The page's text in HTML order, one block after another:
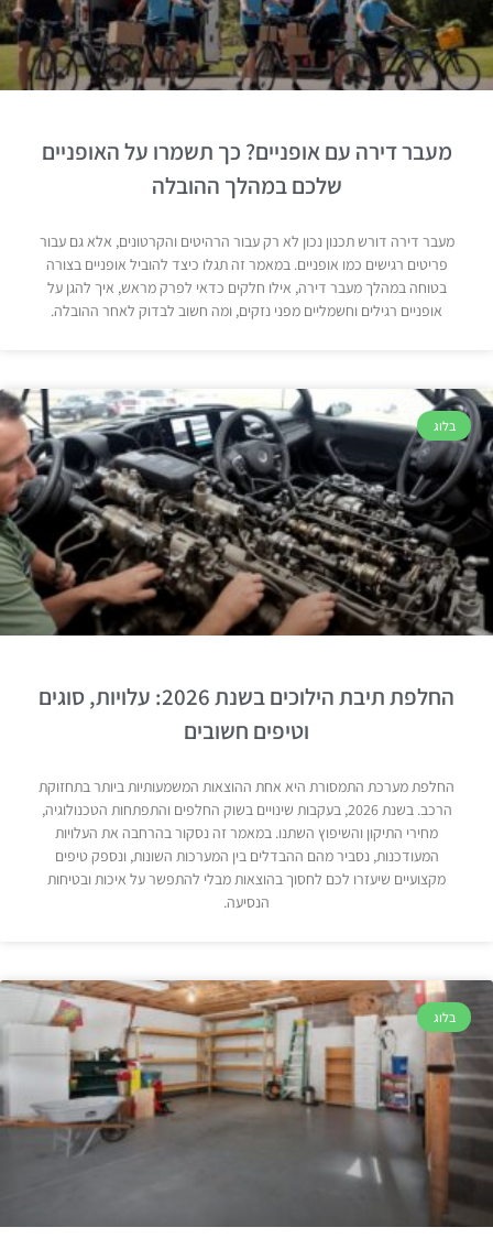
מעבר דירה עם אופניים? כך תשמרו על האופניים
שלכם במהלך ההובלה
מעבר דירה דורש תכנון נכון לא רק עבור הרהיטים והקרטונים, אלא גם עבור
פריטים רגישים כמו אופניים. במאמר זה תגלו כיצד להוביל אופניים בצורה
בטוחה במהלך מעבר דירה, אילו חלקים כדאי לפרק מראש, איך להגן על
אופניים רגילים וחשמליים מפני נזקים, ומה חשוב לבדוק לאחר ההובלה.
בלוג
החלפת תיבת הילוכים בשנת 2026: עלויות, סוגים
וטיפים חשובים
החלפת מערכת התמסורת היא אחת ההוצאות המשמעותיות ביותר בתחזוקת
הרכב. בשנת 2026, בעקבות שינויים בשוק החלפים והתפתחות הטכנולוגיה,
מחירי התיקון והשיפוץ השתנו. במאמר זה נסקור בהרחבה את העלויות
המעודכנות, נסביר מהם ההבדלים בין המערכות השונות, ונספק טיפים
מקצועיים שיעזרו לכם לחסוך בהוצאות מבלי להתפשר על איכות ובטיחות
הנסיעה.
בלוג